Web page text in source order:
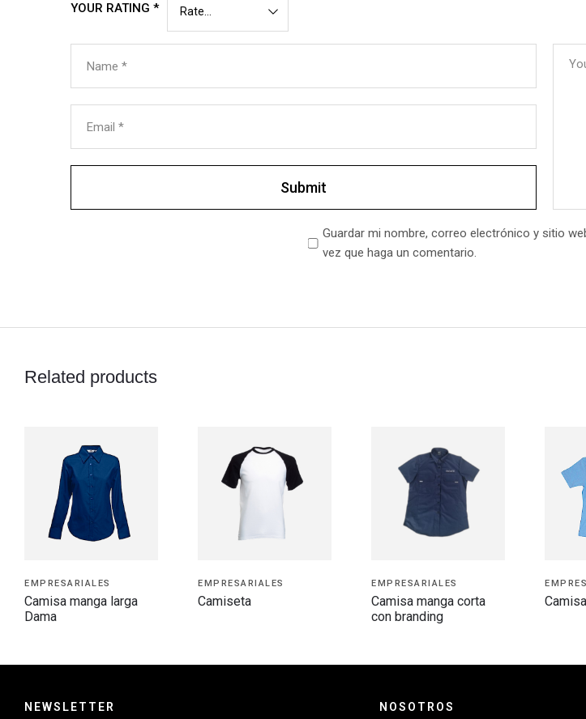
YOUR RATING *
Name *
Email *
Guardar mi nombre, correo electrónico y sitio
vez que haga un comentario.
Related products
EMPRESARIALES
Camisa manga larga
Dama
EMPRESARIALES
Camiseta
EMPRESARIALES
Camisa manga corta
con branding
NEWSLETTER NOSOTROS